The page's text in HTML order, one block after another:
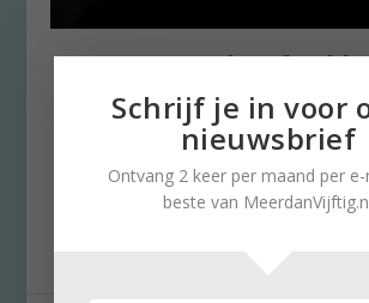
Yvonne (70) heeft al
leven lang anorexia
Marlies Mielekamp |20 april 2022|0
Mijn gewicht en ik Ongeveer een
geleden ontstonden de eerste
Schrijf je in voor
nieuwsbrief
Ontvang 2 keer per maand per
beste van